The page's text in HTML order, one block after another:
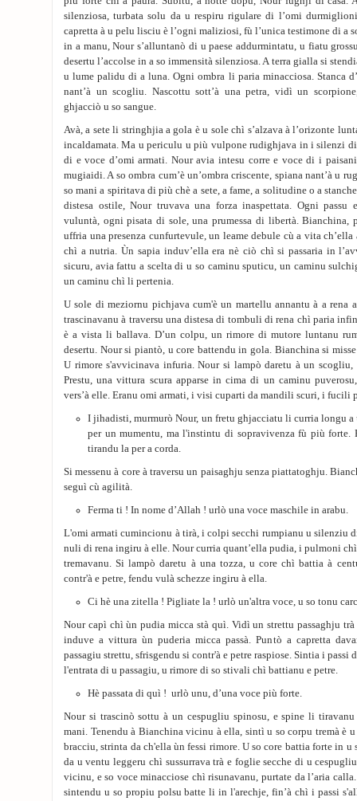
silenziosa, turbata solu da u respiru rigulare di l’omi
capretta à u pelu lisciu è l’ogni maliziosi, fù l’unica testimone di a
in a manu, Nour s’alluntanò di u paese addurmintatu, u fiatu
desertu l’accolse in a so immensità silenziosa. A terra gialla si
u lume palidu di a luna. Ogni ombra li paria minacciosa. Stanca
nant’à un scogliu. Nascottu sott’à una petra, vidì un
ghjacciò u so sangue.
Avà, a sete li stringhjia a gola è u sole chì s’alzava à l’orizonte
incaldamata. Ma u periculu u più vulpone rudighjava in i silenzi
di e voce d’omi armati. Nour avia intesu corre e voce di i
mugiaidi. A so ombra cum’è un’ombra criscente, spiana nant’à u
so mani a spiritava di più chè a sete, a fame, a solitudine o a
distesa ostile, Nour truvava una forza inaspettata. Ogni passu
vuluntà, ogni pisata di sole, una prumessa di libertà. Bianchina,
uffria una presenza cunfurtevule, un leame debule cù a vita
chì a nutria. Ùn sapia induv’ella era nè ciò chì si passaria in
sicuru, avia fattu a scelta di u so caminu sputicu, un caminu
un caminu chì li pertenia.
U sole di meziornu pichjava cum'è un martellu annantu à a rena
trascinavanu à traversu una distesa di tombuli di rena chì paria
è a vista li ballava. D’un colpu, un rimore di mutore luntanu
desertu. Nour si piantò, u core battendu in gola. Bianchina si
U rimore s'avvicinava infuria. Nour si lampò daretu à un scogliu,
Prestu, una vittura scura apparse in cima di un caminu
vers’à elle. Eranu omi armati, i visi cuparti da mandili scuri, i fucili
I jihadisti, murmurò Nour, un fretu ghjacciatu li curria longu a
per un mumentu, ma l'instintu di sopravivenza fù più forte.
tirandu la per a corda.
Si messenu à core à traversu un paisaghju senza piattatoghju.
seguì cù agilità.
Ferma ti ! In nome d’Allah ! urlò una voce maschile in arabu.
L'omi armati cumincionu à tirà, i colpi secchi rumpianu u silenziu
nuli di rena ingiru à elle. Nour curria quant’ella pudia, i pulmoni
tremavanu. Si lampò daretu à una tozza, u core chì battia à
contr'à e petre, fendu vulà schezze ingiru à ella.
Ci hè una zitella ! Pigliate la ! urlò un'altra voce, u so tonu
Nour capì chì ùn pudia micca stà quì. Vidì un strettu passaghju
induve a vittura ùn puderia micca passà. Puntò a capretta
passagiu strettu, sfrisgendu si contr'à e petre raspiose. Sintia i
l'entrata di u passagiu, u rimore di so stivali chì battianu e petre.
Hè passata di quì ! urlò unu, d’una voce più forte.
Nour si trascinò sottu à un cespugliu spinosu, e spine li
mani. Tenendu à Bianchina vicinu à ella, sintì u so corpu tremà è
bracciu, strinta da ch'ella ùn fessi rimore. U so core battia forte in
da u ventu leggeru chì sussurrava trà e foglie secche di u
vicinu, e so voce minacciose chì risunavanu, purtate da l’aria
sintendu u so propiu polsu batte li in l'arechje, fin’à chì i passi